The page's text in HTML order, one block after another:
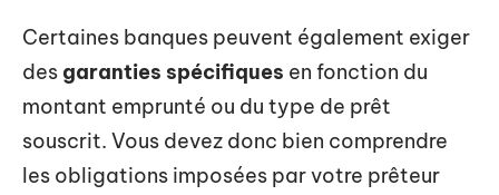
Certaines banques peuvent également exiger
des garanties spécifiques en fonction du
montant emprunté ou du type de prêt
souscrit. Vous devez donc bien comprendre
les obligations imposées par votre prêteur